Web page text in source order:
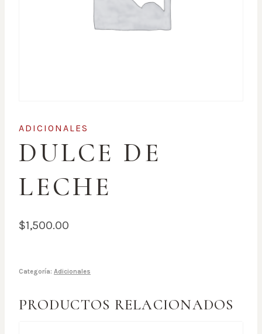
ADICIONALES
DULCE DE
LECHE
$1,500.00
Categoría: Adicionales
PRODUCTOS RELACIONADOS